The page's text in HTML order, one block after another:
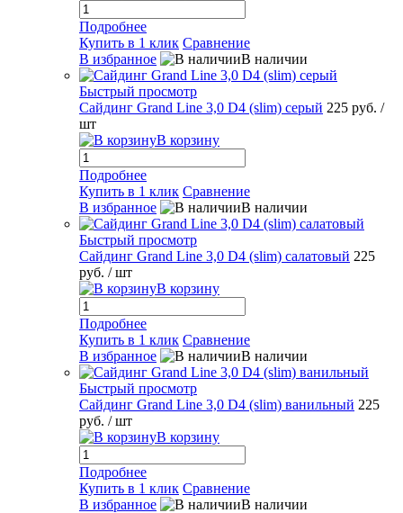
Подробнее
Купить в 1 клик Сравнение
В избранное
В наличии
Быстрый просмотр
Сайдинг Grand Line 3,0 D4 (slim) серый 225 руб. /
шт
В корзину
Подробнее
Купить в 1 клик Сравнение
В избранное
В наличии
Быстрый просмотр
Сайдинг Grand Line 3,0 D4 (slim) салатовый 225
руб. / шт
В корзину
Подробнее
Купить в 1 клик Сравнение
В избранное
В наличии
Быстрый просмотр
Сайдинг Grand Line 3,0 D4 (slim) ванильный 225
руб. / шт
В корзину
Подробнее
Купить в 1 клик Сравнение
В избранное
В наличии